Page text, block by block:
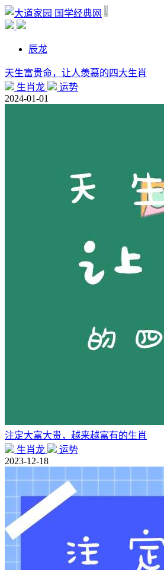
国学经典网
辰龙
天生富贵命，让人羡慕的四大生肖
生肖龙
运势
2024-01-01
注定大富大贵，越来越富有的生肖
生肖龙
运势
2023-12-18